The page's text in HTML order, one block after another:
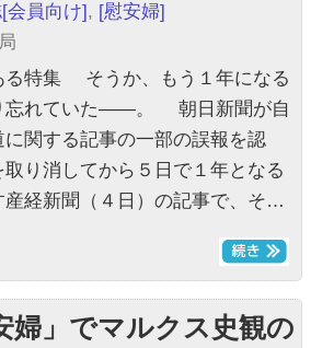
[会員向け], [慰安婦]
特集 そうか、もう１年になる
忘れていた――。 朝日新聞が自
関する記事の一部の誤報を認
り消してから５日で１年となる
経新聞（４日）の記事で、そ…
婦」でマルクス史観の